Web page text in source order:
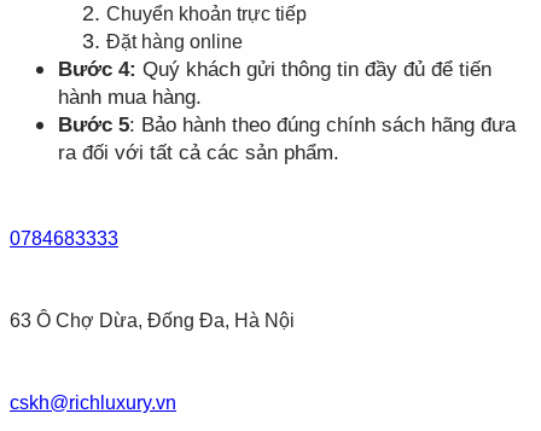
Chuyển khoản trực tiếp
Đặt hàng online
Bước 4: Quý khách gửi thông tin đầy đủ để tiến
hành mua hàng.
Bước 5: Bảo hành theo đúng chính sách hãng đưa
ra đối với tất cả các sản phẩm.
0784683333
63 Ô Chợ Dừa, Đống Đa, Hà Nội
cskh@richluxury.vn